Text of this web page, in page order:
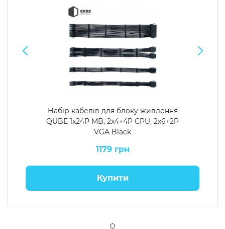
Набір кабелів для блоку живлення
QUBE 1x24P MB, 2x4+4P CPU, 2x6+2P
VGA Black
1179 грн
Купити